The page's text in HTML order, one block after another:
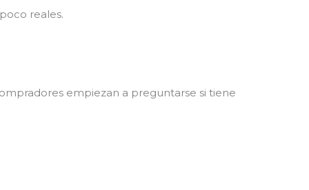
reales.
empiezan a preguntarse si tiene